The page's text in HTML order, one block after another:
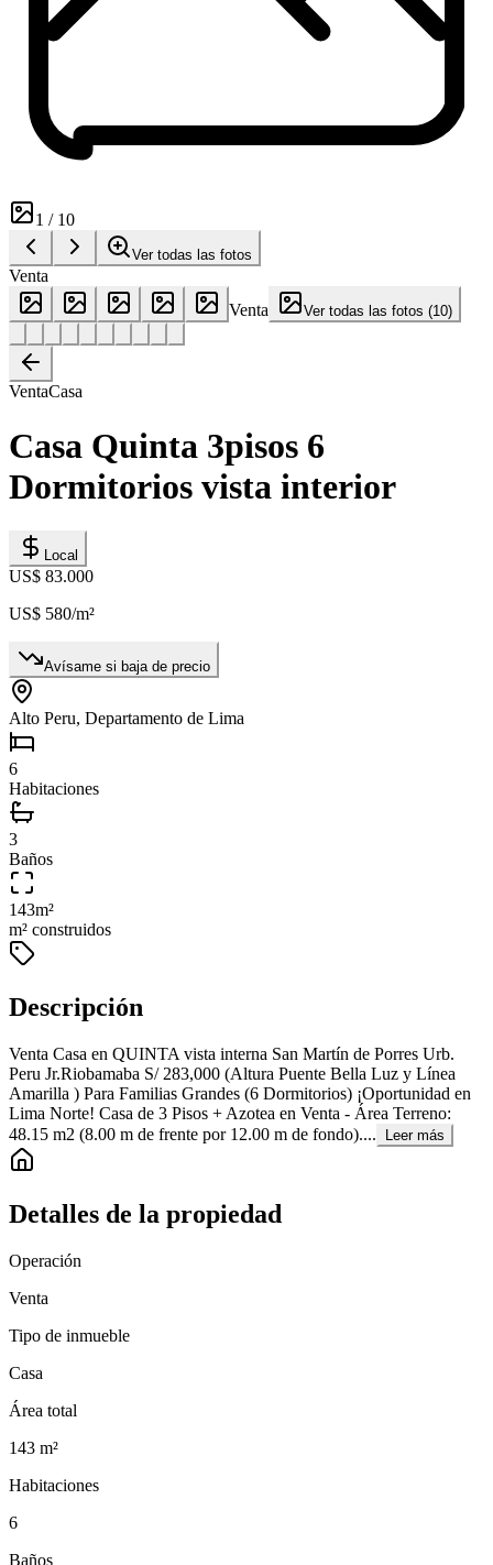
1 / 10
Ver todas las fotos
Venta
Venta
Ver todas las fotos (10)
VentaCasa
Casa Quinta 3pisos 6
Dormitorios vista interior
Local
US$ 83.000
US$ 580/m²
Avísame si baja de precio
Alto Peru, Departamento de Lima
6
Habitaciones
3
Baños
143m²
m² construidos
Descripción
Venta Casa en QUINTA vista interna San Martín de Porres Urb.
Peru Jr.Riobamaba S/ 283,000 (Altura Puente Bella Luz y Línea
Amarilla ) Para Familias Grandes (6 Dormitorios) ¡Oportunidad en
Lima Norte! Casa de 3 Pisos + Azotea en Venta - Área Terreno:
48.15 m2 (8.00 m de frente por 12.00 m de fondo)....
Leer más
Detalles de la propiedad
Operación
Venta
Tipo de inmueble
Casa
Área total
143 m²
Habitaciones
6
Baños